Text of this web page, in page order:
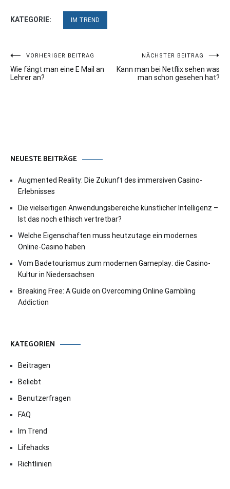
KATEGORIE: IM TREND
Beitragsnavigation
VORHERIGER BEITRAG
Wie fängt man eine E Mail an
Lehrer an?
NÄCHSTER BEITRAG
Kann man bei Netflix sehen was
man schon gesehen hat?
NEUESTE BEITRÄGE
Augmented Reality: Die Zukunft des immersiven Casino-
Erlebnisses
Die vielseitigen Anwendungsbereiche künstlicher Intelligenz –
Ist das noch ethisch vertretbar?
Welche Eigenschaften muss heutzutage ein modernes
Online-Casino haben
Vom Badetourismus zum modernen Gameplay: die Casino-
Kultur in Niedersachsen
Breaking Free: A Guide on Overcoming Online Gambling
Addiction
KATEGORIEN
Beitragen
Beliebt
Benutzerfragen
FAQ
Im Trend
Lifehacks
Richtlinien